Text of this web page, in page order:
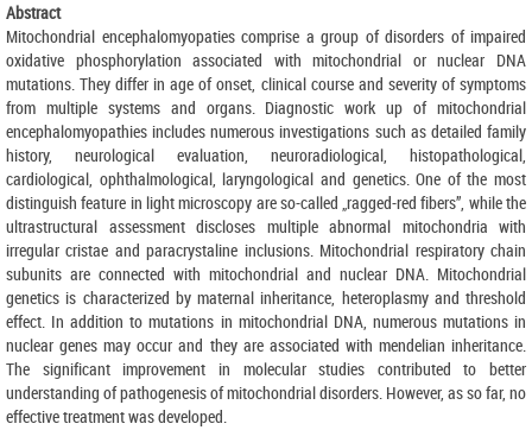
Abstract
Mitochondrial encephalomyopaties comprise a group of disorders of impaired
oxidative phosphorylation associated with mitochondrial or nuclear DNA
mutations. They differ in age of onset, clinical course and severity of symptoms
from multiple systems and organs. Diagnostic work up of mitochondrial
encephalomyopathies includes numerous investigations such as detailed family
history, neurological evaluation, neuroradiological, histopathological,
cardiological, ophthalmological, laryngological and genetics. One of the most
distinguish feature in light microscopy are so-called „ragged-red fibers”, while the
ultrastructural assessment discloses multiple abnormal mitochondria with
irregular cristae and paracrystaline inclusions. Mitochondrial respiratory chain
subunits are connected with mitochondrial and nuclear DNA. Mitochondrial
genetics is characterized by maternal inheritance, heteroplasmy and threshold
effect. In addition to mutations in mitochondrial DNA, numerous mutations in
nuclear genes may occur and they are associated with mendelian inheritance.
The significant improvement in molecular studies contributed to better
understanding of pathogenesis of mitochondrial disorders. However, as so far, no
effective treatment was developed.